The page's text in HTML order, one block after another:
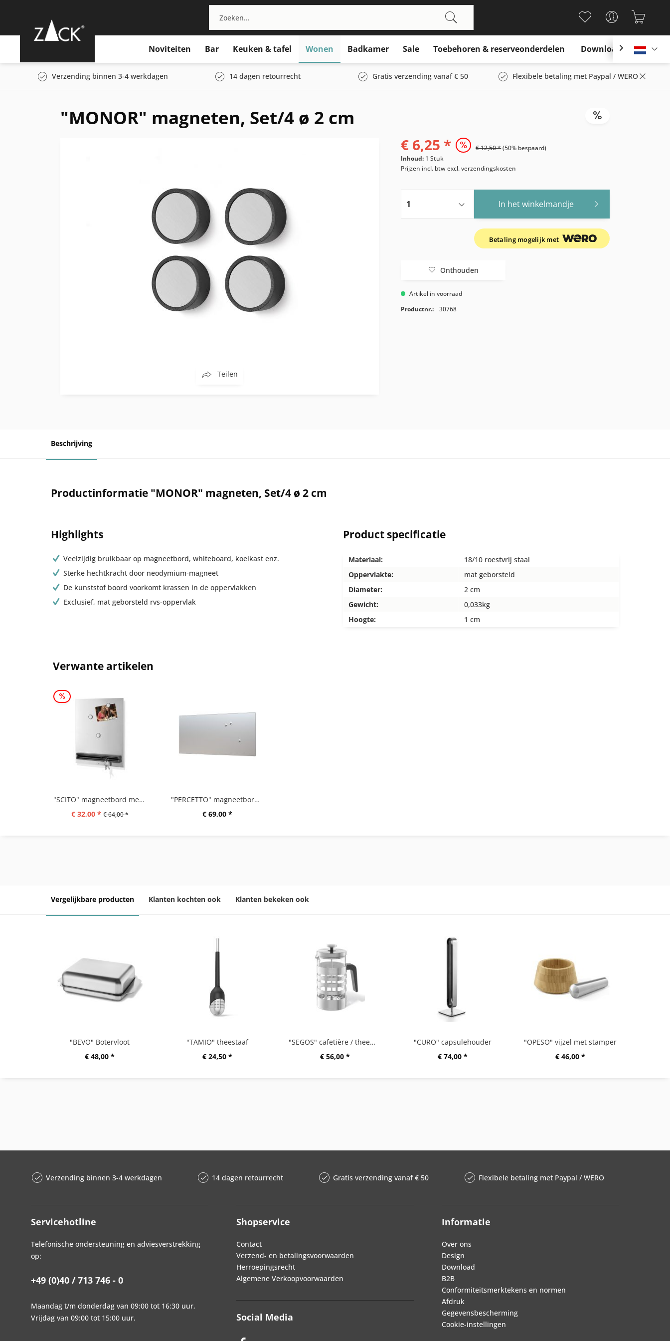
Noviteiten Bar Keuken & tafel Wonen Badkamer Sale Toebehoren & reserveonderdelen Download
Verzending binnen 3-4 werkdagen 14 dagen retourrecht Gratis verzending vanaf € 50 Flexibele betaling met Paypal / WERO
"MONOR" magneten, Set/4 ø 2 cm
Teilen
€ 6,25 * € 12,50 *(50% bespaard)
Inhoud: 1 Stuk
Prijzen incl. btwexcl. verzendingskosten
In het winkelmandje
Betaling mogelijk met
Onthouden
Artikel in voorraad
Productnr.:
30768
Beschrijving
Productinformatie "MONOR" magneten, Set/4 ø 2 cm
Highlights
Veelzijdig bruikbaar op magneetbord, whiteboard, koelkast enz.
Sterke hechtkracht door neodymium-magneet
De kunststof boord voorkomt krassen in de oppervlakken
Exclusief, mat geborsteld rvs-oppervlak
Product specificatie
Materiaal:
18/10 roestvrij staal
Oppervlakte:
mat geborsteld
Diameter:
2 cm
Gewicht:
0,033kg
Hoogte:
1 cm
Verwante artikelen
"SCITO" magneetbord met sleutelrekje, 35 x 42 cm
€ 32,00 * € 64,00 *
"PERCETTO" magneetbord 75 x 35 cm
€ 69,00 *
Vergelijkbare producten Klanten kochten ook Klanten bekeken ook
"BEVO" Botervloot
€ 48,00 *
"TAMIO" theestaaf
€ 24,50 *
"SEGOS" cafetière / theemaker
€ 56,00 *
"CURO" capsulehouder
€ 74,00 *
"OPESO" vijzel met stamper
€ 46,00 *
Verzending binnen 3-4 werkdagen 14 dagen retourrecht Gratis verzending vanaf € 50 Flexibele betaling met Paypal / WERO
Servicehotline
Telefonische ondersteuning en adviesverstrekking
op:
+49 (0)40 / 713 746 - 0
Maandag t/m donderdag van 09:00 tot 16:30 uur,
Vrijdag van 09:00 tot 15:00 uur.
Shopservice
Contact
Verzend- en betalingsvoorwaarden
Herroepingsrecht
Algemene Verkoopvoorwaarden
Social Media
Informatie
Over ons
Design
Download
B2B
Conformiteitsmerktekens en normen
Afdruk
Gegevensbescherming
Cookie-instellingen